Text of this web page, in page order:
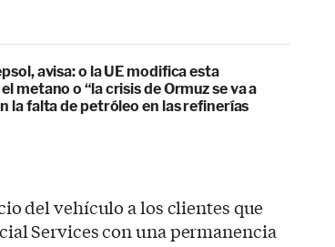
avisa: o la UE modifica esta
metano o “la crisis de Ormuz se va a
la falta de petróleo en las refinerías
del vehículo a los clientes que
Services con una permanencia